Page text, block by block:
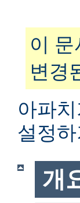
이
변경
아파
설정
개